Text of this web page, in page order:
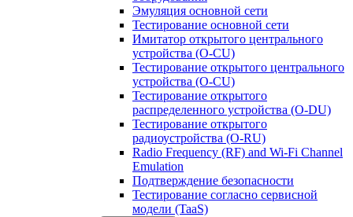
Эмуляция основной сети
Тестирование основной сети
Имитатор открытого центрального
устройства (O-CU)
Тестирование открытого центрального
устройства (O-CU)
Тестирование открытого
распределенного устройства (O-DU)
Тестирование открытого
радиоустройства (O-RU)
Radio Frequency (RF) and Wi-Fi Channel
Emulation
Подтверждение безопасности
Тестирование согласно сервисной
модели (TaaS)